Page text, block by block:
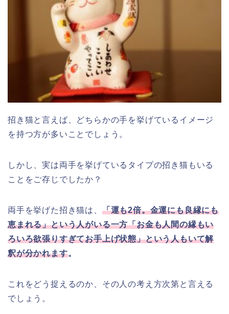
招き猫と言えば、どちらかの手を挙げているイメージ
を持つ方が多いことでしょう。
しかし、実は両手を挙げているタイプの招き猫もいる
ことをご存じでしたか？
両手を挙げた招き猫は、 「運も2倍。金運にも良縁にも
恵まれる」という人がいる一方「お金も人間の縁もい
ろいろ欲張りすぎてお手上げ状態」という人もいて解
釈が分かれます。
これをどう捉えるのか、その人の考え方次第と言える
でしょう。